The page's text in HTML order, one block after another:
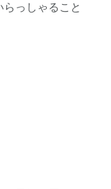
っしゃること